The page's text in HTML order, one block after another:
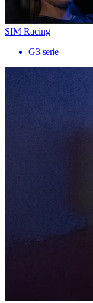
SIM Racing
G3-serie